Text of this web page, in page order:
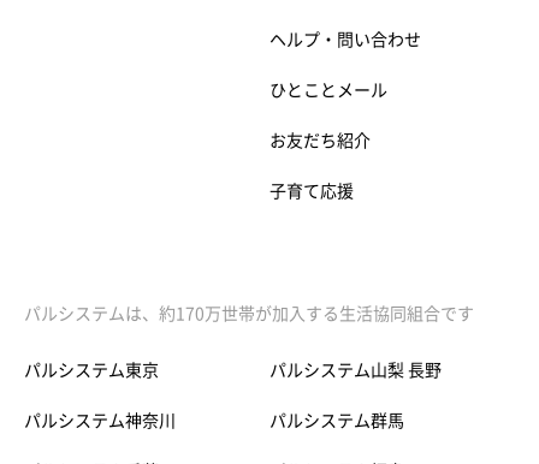
ヘルプ・問い合わせ
ひとことメール
お友だち紹介
子育て応援
パルシステムは、約170万世帯が加入する生活協同組合です
パルシステム東京
パルシステム神奈川
パルシステム山梨 長野
パルシステム群馬